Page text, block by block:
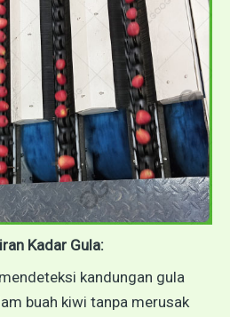
Kadar Gula:
kandungan gula
buah kiwi tanpa merusak